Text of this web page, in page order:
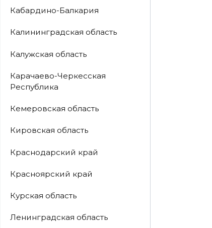
Кабардино-Балкария
Калининградская область
Калужская область
Карачаево-Черкесская
Республика
Кемеровская область
Кировская область
Краснодарский край
Красноярский край
Курская область
Ленинградская область